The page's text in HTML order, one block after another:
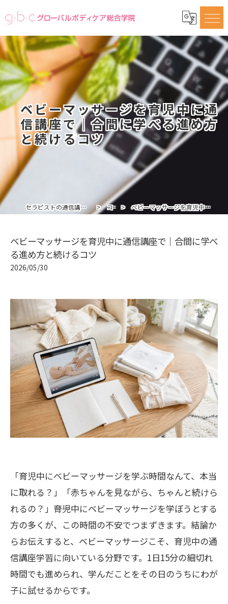
ベビーマッサージを育児中に通
信講座で｜合間に学べる進め方
と続けるコツ
セラピストの通信講座ならグローバルボディケア総合学院 コラム ベビーマッサージを育児中に通信講座で｜合間に学べる進め方と続けるコツ
ベビーマッサージを育児中に通信講座で｜合間に学べ
る進め方と続けるコツ
2026/05/30
「育児中にベビーマッサージを学ぶ時間なんて、本当
に取れる？」「赤ちゃんを見ながら、ちゃんと続けら
れるの？」――育児中にベビーマッサージを学ぼうとする
方の多くが、この時間の不安でつまずきます。結論か
らお伝えすると、ベビーマッサージこそ、育児中の通
信講座学習に向いている分野です。1日15分の細切れ
時間でも進められ、学んだことをその日のうちにわが
子に試せるからです。